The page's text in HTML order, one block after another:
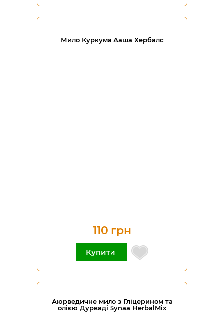
Мило Куркума Ааша Хербалс
110 грн
Купити
Аюрведичне мило з Гліцерином та
олією Дурваді Synaa HerbalMix